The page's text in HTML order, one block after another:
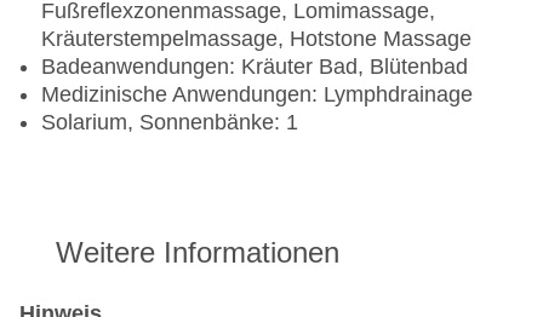
Fußreflexzonenmassage, Lomimassage,
Kräuterstempelmassage, Hotstone Massage
Badeanwendungen: Kräuter Bad, Blütenbad
Medizinische Anwendungen: Lymphdrainage
Solarium, Sonnenbänke: 1
Weitere Informationen